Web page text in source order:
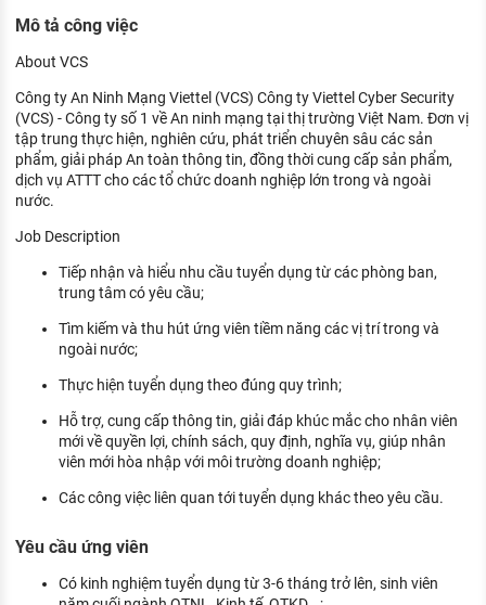
KHÁM PHÁ NGHỀ NGHIỆP
Tử vi nghề nghiệp
Kỹ năng nghề nghiệp
HƯỚNG NGHIỆP VIỆC LÀM
Đặc trưng từng nghề
Xu hướng việc làm
XÂY DỰNG VÀ PHÁT TRIỂN ĐỘI NGŨ
NHÂN SỰ
TUYỂN DỤNG VIỆC LÀM
Mô tả công việc
About VCS
Công ty An Ninh Mạng Viettel (VCS) Công ty Viettel Cyber Security
(VCS) - Công ty số 1 về An ninh mạng tại thị trường Việt Nam. Đơn vị
tập trung thực hiện, nghiên cứu, phát triển chuyên sâu các sản
phẩm, giải pháp An toàn thông tin, đồng thời cung cấp sản phẩm,
dịch vụ ATTT cho các tổ chức doanh nghiệp lớn trong và ngoài
nước.
Job Description
Tiếp nhận và hiểu nhu cầu tuyển dụng từ các phòng ban,
trung tâm có yêu cầu;
Tìm kiếm và thu hút ứng viên tiềm năng các vị trí trong và
ngoài nước;
Thực hiện tuyển dụng theo đúng quy trình;
Hỗ trợ, cung cấp thông tin, giải đáp khúc mắc cho nhân viên
mới về quyền lợi, chính sách, quy định, nghĩa vụ, giúp nhân
viên mới hòa nhập với môi trường doanh nghiệp;
Các công việc liên quan tới tuyển dụng khác theo yêu cầu.
Yêu cầu ứng viên
Có kinh nghiệm tuyển dụng từ 3-6 tháng trở lên, sinh viên